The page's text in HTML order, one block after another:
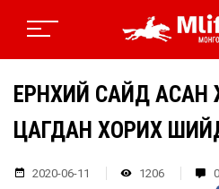
ЕРӨНХИЙ САЙД
ЦАГДАН ХОРИХ
2020-06-11 1206 0